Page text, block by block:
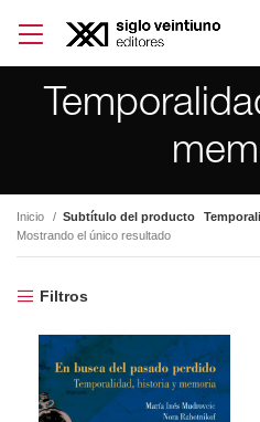
Inicio Subtítulo del producto
Mostrando el único resultado
Filtros